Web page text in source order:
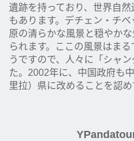
遺跡を持っており、世界自
もあります。デチェン・チ
原の清らかな風景と穏やか
られます。ここの風景はま
うですので、人々に「シャ
た。2002年に、中国政府も
里拉）県に改めることを認め